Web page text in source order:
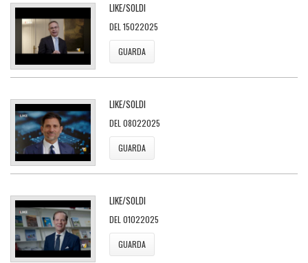
LIKE/SOLDI
DEL 15022025
GUARDA
LIKE/SOLDI
DEL 08022025
GUARDA
LIKE/SOLDI
DEL 01022025
GUARDA